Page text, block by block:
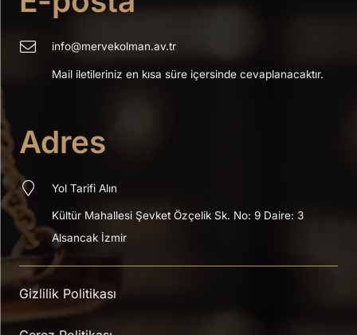
info@mervekolman.av.tr
Mail iletileriniz en kısa süre içersinde cevaplanacaktır.
Adres
Yol Tarifi Alın
Kültür Mahallesi Şevket Özçelik Sk. No: 9 Daire: 3
Alsancak İzmir
Gizlilik Politikası